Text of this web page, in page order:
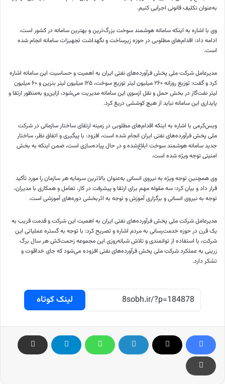
به‌عنوان تکلیف قانونی اجرایی کنیم.
وی با اشاره به اینکه سامانه هوشمند سوخت بزرگ‌ترین و بهترین سامانه در کشور است،
ادامه داد: اقدام‌های مطلوبی در حوزه زیرساخت و نگهداشت تجهیزات سامانه انجام شده
است.
مدیرعامل شرکت ملی پخش فرآورده‌های نفتی ایران به اهمیت و حساسیت این سامانه اشاره
کرد و گفت: توزیع روزانه ۲۶۰ میلیون لیتر توزیع سوخت، ۱۲۵ میلیون لیتر بنزین و ۶۰ میلیون
لیتر نفت‌گاز در بخش حمل و نقل ازسوی این سامانه مدیریت می‌شود، ازاین‌رو به‌منظور ارتقا و
پایداری این سامانه نباید از هیچ کوششی دریغ کرد.
ویس‌کرمی با اشاره به اینکه اقدام‌های مطلوبی در زمینه ارتقای ساختار سازمانی در شرکت
ملی پخش فرآورده‌های نفتی ایران انجام شده است، افزود: با پیگیری و اتفاق نظر، ساختار
جدید سامانه هوشمند سوخت ابلاغ‌شده و در حال پیاده‌سازی است، ضمن اینکه به بخش
امنیتی توجه ویژه شده است.
وی همچنین توجه ویژه به نیروی انسانی به‌عنوان بالاترین سرمایه هر سازمان را مورد تأکید
قرار داد و بیان کرد: سه مقوله مهم برای ارتقا و پیشرفت در کار، تعامل و همکاری با مدیران،
توجه به نیروی انسانی و برگزاری آموزش و توجه به اثربخشی دوره‌های آموزشی است.
مدیرعامل شرکت ملی پخش فرآورده‌های نفتی ایران به اهمیت این شرکت و قدمت قریب به
یک قرن در حوزه خدمت‌رسانی به مردم اشاره و تصریح کرد: با توجه به گستره عملیاتی این
شرکت، با استفاده از توانمندی و تلاش شبانه‌روزی این مجموعه زحمت‌کش هر سال برگ
زرینی به عملکرد شرکت ملی پخش فرآورده‌های نفتی افزوده می‌شود که جایخداقوتو
تشکر دارد.
لینک کوتاه